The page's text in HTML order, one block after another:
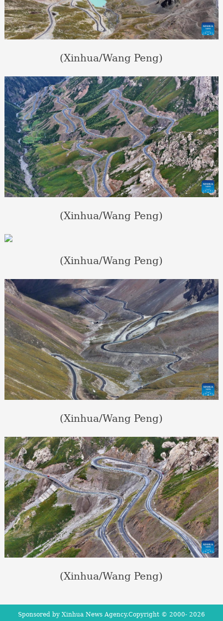
(Xinhua/Wang Peng)
(Xinhua/Wang Peng)
(Xinhua/Wang Peng)
(Xinhua/Wang Peng)
(Xinhua/Wang Peng)
Sponsored by Xinhua News Agency.Copyright © 2000- 2026